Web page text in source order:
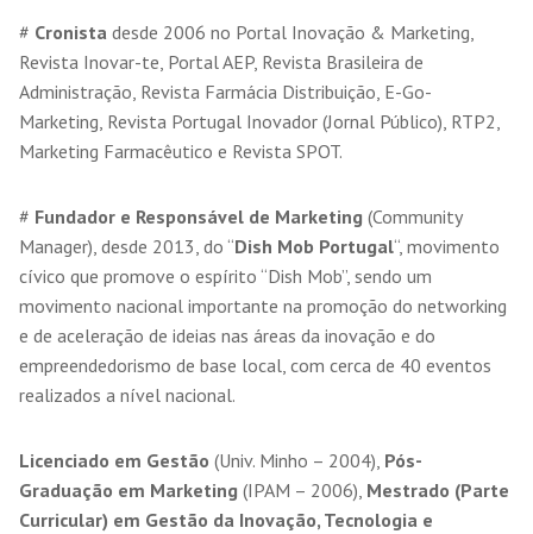
# Cronista desde 2006 no Portal Inovação & Marketing,
Revista Inovar-te, Portal AEP, Revista Brasileira de
Administração, Revista Farmácia Distribuição, E-Go-
Marketing, Revista Portugal Inovador (Jornal Público), RTP2,
Marketing Farmacêutico e Revista SPOT.
# Fundador e Responsável de Marketing (Community
Manager), desde 2013, do “Dish Mob Portugal“, movimento
cívico que promove o espírito “Dish Mob”, sendo um
movimento nacional importante na promoção do networking
e de aceleração de ideias nas áreas da inovação e do
empreendedorismo de base local, com cerca de 40 eventos
realizados a nível nacional.
Licenciado em Gestão (Univ. Minho – 2004), Pós-
Graduação em Marketing (IPAM – 2006), Mestrado (Parte
Curricular) em Gestão da Inovação, Tecnologia e